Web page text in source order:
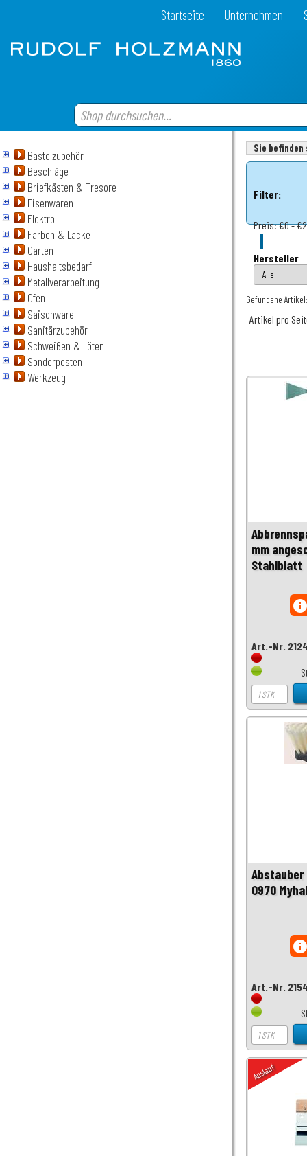
Startseite Unternehmen
Bastelzubehör
Beschläge
Briefkästen & Tresore
Eisenwaren
Elektro
Farben & Lacke
Garten
Haushaltsbedarf
Metallverarbeitung
Ofen
Saisonware
Sanitärzubehör
Schweißen & Löten
Sonderposten
Werkzeug
Sie
Filter:
Preis:€0 -
Hersteller
Gefundene
Artikel pro
mm
Stahlblatt
Art.-Nr.
Abstauber
0970
Art.-Nr.
Auslauf